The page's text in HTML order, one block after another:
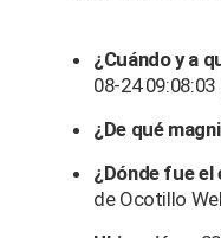
¿Cuándo y a
08-24
¿De qué
¿Dónde fue
de Ocotillo